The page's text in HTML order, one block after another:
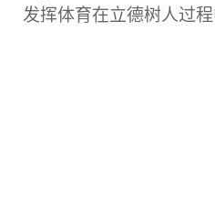
发挥体育在立德树人过